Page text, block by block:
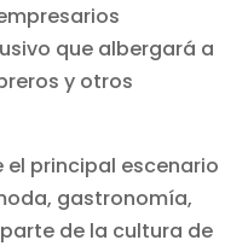
que albergará a
y otros
el principal escenario
gastronomía,
de la cultura de